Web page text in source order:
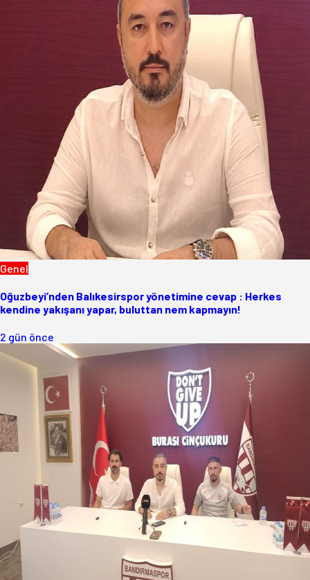
Genel
Oğuzbeyi’nden Balıkesirspor yönetimine cevap : Herkes
kendine yakışanı yapar, buluttan nem kapmayın!
2 gün önce